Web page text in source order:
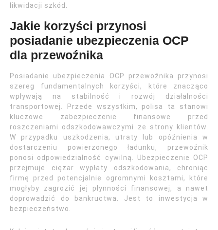
likwidacji szkód.
Jakie korzyści przynosi
posiadanie ubezpieczenia OCP
dla przewoźnika
Posiadanie ubezpieczenia OCP przewoźnika przynosi
szereg fundamentalnych korzyści, które znacząco
wpływają na stabilność i rozwój działalności
transportowej. Przede wszystkim, polisa ta stanowi
kluczowe zabezpieczenie finansowe przed
roszczeniami odszkodowawczymi ze strony klientów.
W przypadku uszkodzenia, utraty lub opóźnienia w
dostarczeniu powierzonego ładunku, przewoźnik
ponosi odpowiedzialność cywilną. Ubezpieczenie OCP
przejmuje ciężar wypłaty odszkodowania, chroniąc
firmę przed potencjalnie ogromnymi kosztami, które
mogłyby zagrozić jej płynności finansowej, a nawet
doprowadzić do bankructwa. Jest to inwestycja w
bezpieczeństwo.